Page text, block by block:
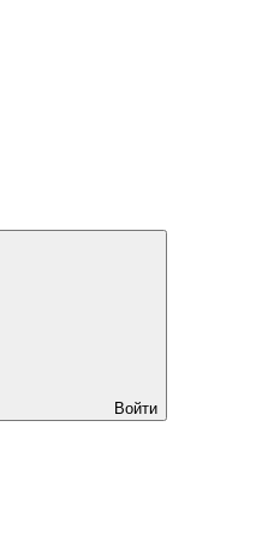
Войти